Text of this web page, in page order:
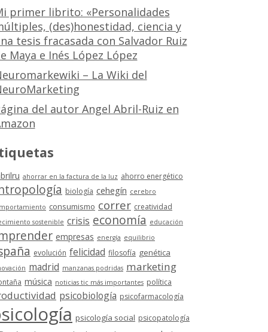
primer librito: «Personalidades
(des)honestidad, ciencia y
tesis fracasada con Salvador Ruiz
Maya e Inés López López
– La Wiki del
del autor Angel Abril-Ruiz en
ahorrar en la factura de la luz ahorro energético
biología cehegín cerebro
consumismo correr creatividad
sostenible crisis economía educación
empresas energía equilibrio
evolución felicidad filosofía genética
madrid manzanas podridas marketing
música noticias tic más importantes política
psicobiología psicofarmacología
psicología social psicopatología